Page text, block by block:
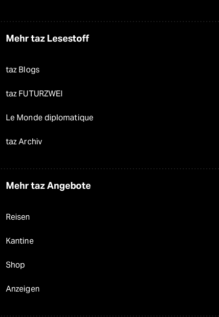
Mehr taz Lesestoff
taz Blogs
taz FUTURZWEI
Le Monde diplomatique
taz Archiv
Mehr taz Angebote
Reisen
Kantine
Shop
Anzeigen